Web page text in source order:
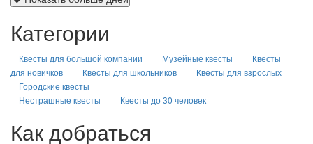
Категории
Квесты для большой компании Музейные квесты
Квесты
для новичков
Квесты для школьников
Квесты для взрослых
Городские квесты
Нестрашные квесты
Квесты до 30 человек
Как добраться